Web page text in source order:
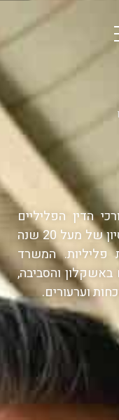
הדין הפליליים
המובילים והידועים בישראל, עם ניסיון של מעל 20 שנה
פליליות. המשרד
והסביבה,
וערעורים.